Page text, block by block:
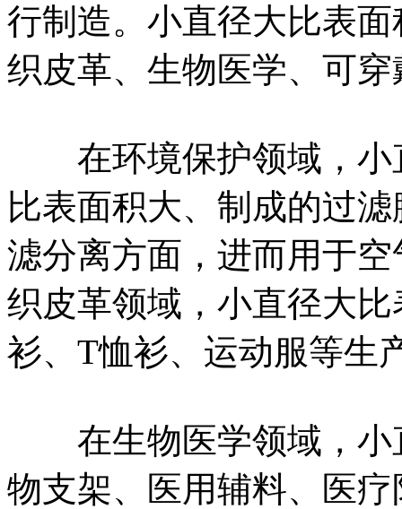
行制造。小直径大比表
织皮革、生物医学、可
在环境保护领域，小
比表面积大、制成的过
滤分离方面，进而用于
织皮革领域，小直径大
衫、T恤衫、运动服等生
在生物医学领域，小
物支架、医用辅料、医